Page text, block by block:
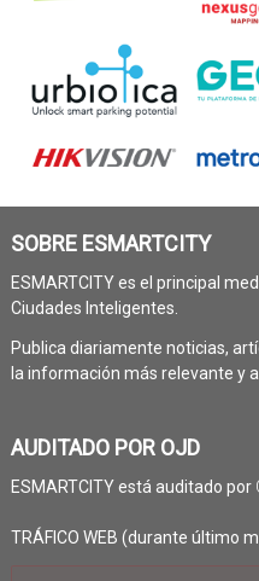
SOBRE ESMARTCITY
ESMARTCITY es el principal
Ciudades Inteligentes.
Publica diariamente noticias,
la información más relevante y
AUDITADO POR OJD
ESMARTCITY está auditado por
TRÁFICO WEB (durante último